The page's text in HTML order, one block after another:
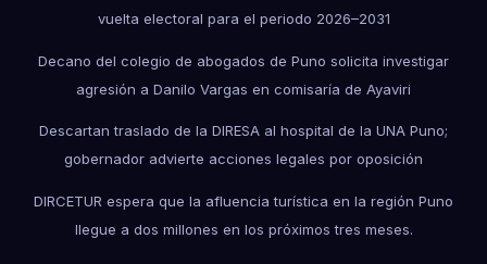
vuelta electoral para el periodo 2026–2031
Decano del colegio de abogados de Puno solicita investigar
agresión a Danilo Vargas en comisaría de Ayaviri
Descartan traslado de la DIRESA al hospital de la UNA Puno;
gobernador advierte acciones legales por oposición
DIRCETUR espera que la afluencia turística en la región Puno
llegue a dos millones en los próximos tres meses.